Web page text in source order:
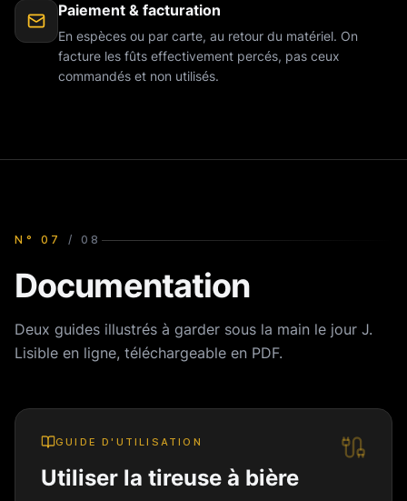
Paiement & facturation
En espèces ou par carte, au retour du matériel. On
facture les fûts effectivement percés, pas ceux
commandés et non utilisés.
N° 07 / 08
Documentation
Deux guides illustrés à garder sous la main le jour J.
Lisible en ligne, téléchargeable en PDF.
GUIDE D'UTILISATION
Utiliser la tireuse à bière